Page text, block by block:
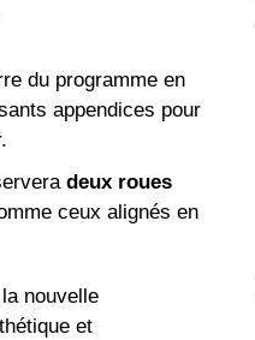
du programme en
appendices pour
deux roues
ceux alignés en
nouvelle
et